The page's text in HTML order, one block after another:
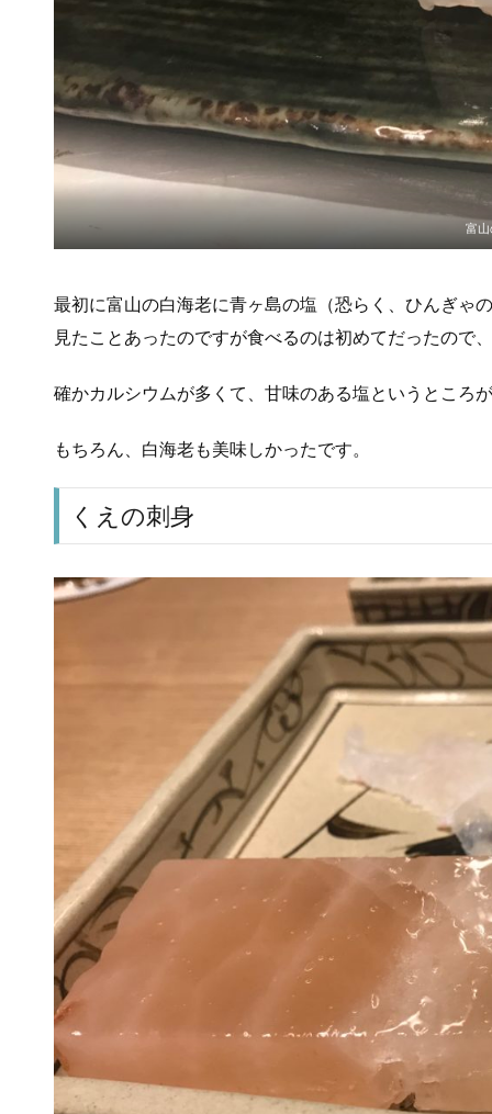
富
最初に富山の白海老に青ヶ島の塩（恐らく、ひんぎゃ
見たことあったのですが食べるのは初めてだったので
確かカルシウムが多くて、甘味のある塩というところ
もちろん、白海老も美味しかったです。
くえの刺身